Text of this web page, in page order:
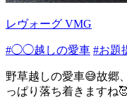
レヴォーグ VMG
#◯◯越しの愛車 #お題
野草越しの愛車😅故郷
っぱり落ち着きますね